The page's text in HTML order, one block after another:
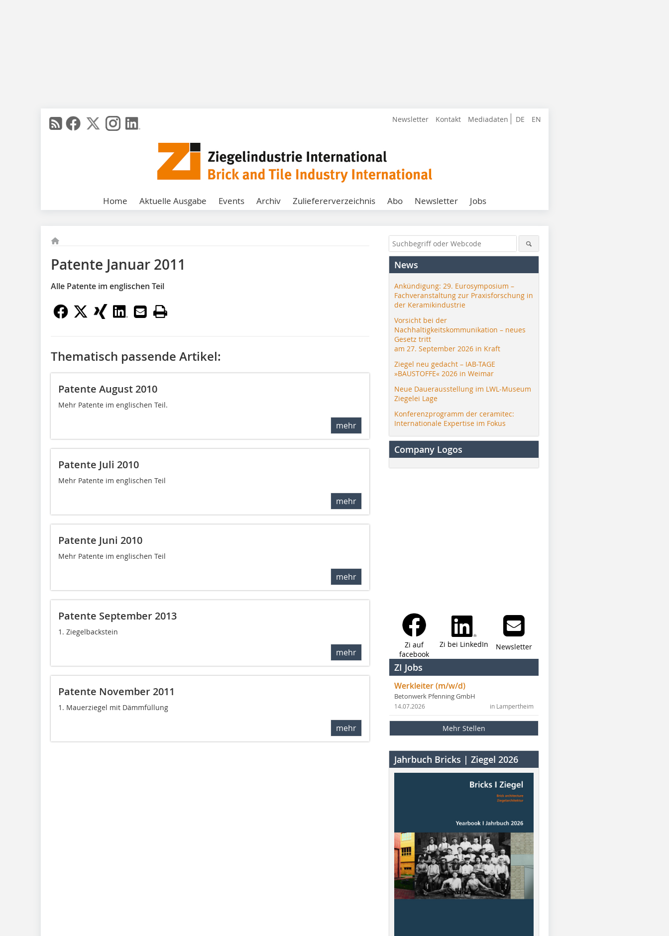
DE EN
Newsletter Kontakt Mediadaten
Home Aktuelle Ausgabe Events Archiv Zuliefererverzeichnis Abo Newsletter Jobs
Patente Januar 2011
Alle Patente im englischen Teil
Thematisch passende Artikel:
Patente August 2010
Mehr Patente im englischen Teil.
mehr
Patente Juli 2010
Mehr Patente im englischen Teil
mehr
Patente Juni 2010
Mehr Patente im englischen Teil
mehr
Patente September 2013
1. Ziegelbackstein
mehr
Patente November 2011
1. Mauerziegel mit Dämmfüllung
mehr
News
Ankündigung: 29. Eurosymposium –
Fachveranstaltung zur Praxisforschung in
der Keramikindustrie
Vorsicht bei der
Nachhaltigkeitskommunikation – neues
Gesetz tritt
am 27. September 2026 in Kraft
Ziegel neu gedacht – IAB-TAGE
»BAUSTOFFE« 2026 in Weimar
Neue Dauerausstellung im LWL-Museum
Ziegelei Lage
Konferenzprogramm der ceramitec:
Internationale Expertise im Fokus
Company Logos
Zi auf
facebook
Zi bei LinkedIn Newsletter
ZI Jobs
Werkleiter (m/w/d)
Betonwerk Pfenning GmbH
in Lampertheim
14.07.2026
Mehr Stellen
Jahrbuch Bricks | Ziegel 2026